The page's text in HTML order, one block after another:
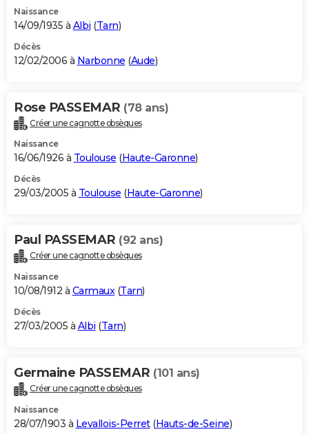
Naissance
14/09/1935 à Albi (Tarn)
Décès
12/02/2006 à Narbonne (Aude)
Rose PASSEMAR (78 ans)
Créer une cagnotte obsèques
Naissance
16/06/1926 à Toulouse (Haute-Garonne)
Décès
29/03/2005 à Toulouse (Haute-Garonne)
Paul PASSEMAR (92 ans)
Créer une cagnotte obsèques
Naissance
10/08/1912 à Carmaux(Tarn)
Décès
27/03/2005 à Albi (Tarn)
Germaine PASSEMAR (101 ans)
Créer une cagnotte obsèques
Naissance
28/07/1903 à Levallois-Perret(Hauts-de-Seine)